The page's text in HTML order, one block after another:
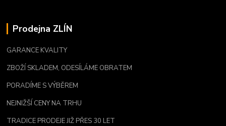
Prodejna ZLÍN
GARANCE KVALITY
ZBOŽÍ SKLADEM, ODESÍLÁME OBRATEM
PORADÍME S VÝBĚREM
NEJNIŽŠÍ CENY NA TRHU
TRADICE PRODEJE JIŽ PŘES 30 LET